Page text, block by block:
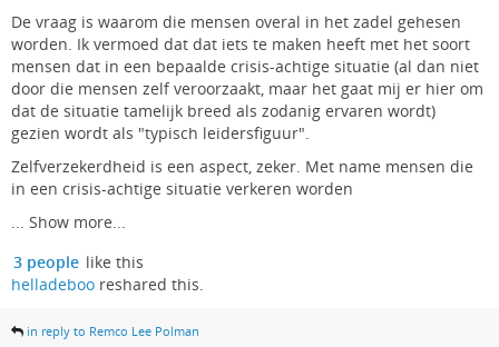
De vraag is waarom die mensen overal in het zadel gehesen
worden. Ik vermoed dat dat iets te maken heeft met het soort
mensen dat in een bepaalde crisis-achtige situatie (al dan niet
door die mensen zelf veroorzaakt, maar het gaat mij er hier om
dat de situatie tamelijk breed als zodanig ervaren wordt)
gezien wordt als "typisch leidersfiguur".
Zelfverzekerdheid is een aspect, zeker. Met name mensen die
in een crisis-achtige situatie verkeren worden
... Show more...
3 people like this
helladeboo reshared this.
in reply to Remco Lee Polman